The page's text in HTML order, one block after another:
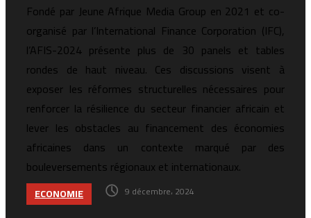
Fondé par Jeune Afrique Media Group en 2021 et co-
organisé par l’International Finance Corporation (IFC),
l’AFIS-2024 présente plus de 30 panels et tables
rondes de haut niveau. Ces discussions visent à
exposer les réformes structurelles nécessaires pour
renforcer la résilience du secteur financier africain et
lever les obstacles au financement des économies
africaines dans un contexte marqué par des
bouleversements régionaux et internationaux.
ECONOMIE 9 décembre، 2024